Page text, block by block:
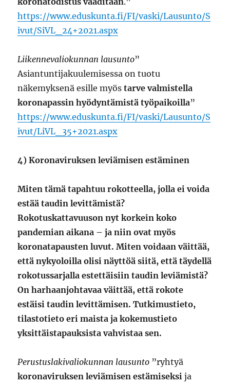
https://www.eduskunta.fi/FI/vaski/Lausunto/S
ivut/SiVL_24+2021.aspx
Liikennevaliokunnan lausunto”
Asiantuntijakuulemisessa on tuotu
näkemyksenä esille myöstarve valmistella
koronapassin hyödyntämistä työpaikoilla”
https://www.eduskunta.fi/FI/vaski/Lausunto/S
ivut/LiVL_35+2021.aspx
4) Koronaviruksen leviämisen estäminen
Miten tämä tapahtuu rokotteella, jolla ei voida
estää taudin levittämistä?
Rokotuskattavuuson nyt korkein koko
pandemian aikana – ja niin ovat myös
koronatapausten luvut. Miten voidaan väittää,
että nykyoloilla olisi näyttöä siitä, että täydellä
rokotussarjalla estettäisiin taudin leviämistä?
On harhaanjohtavaa väittää, että rokote
estäisi taudin levittämisen. Tutkimustieto,
tilastotieto eri maista ja kokemustieto
yksittäistapauksista vahvistaa sen.
Perustuslakivaliokunnan lausunto ”ryhtyä
koronaviruksen leviämisen estämiseksija